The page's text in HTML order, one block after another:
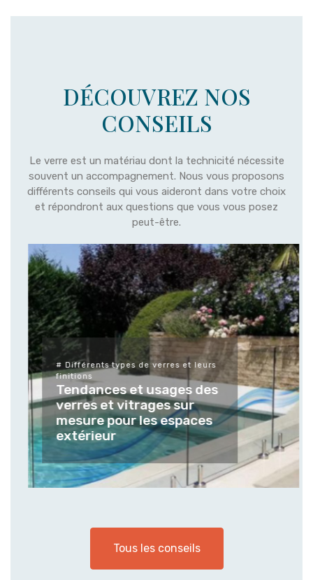
DÉCOUVREZ NOS
CONSEILS
Le verre est un matériau dont la technicité nécessite
souvent un accompagnement. Nous vous proposons
différents conseils qui vous aideront dans votre choix
et répondront aux questions que vous vous posez
peut-être.
# Différents types de verres et leurs
finitions
Tendances et usages des
verres et vitrages sur
mesure pour les espaces
extérieur
Tous les conseils